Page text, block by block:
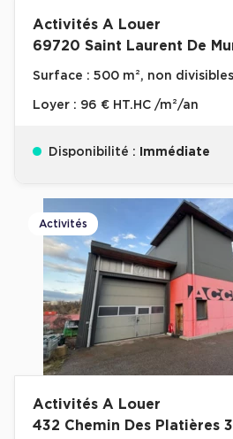
Activités A Louer
69720 Saint Laurent De
Surface : 500 m², non divisibles
Loyer : 96 € HT.HC /m²/an
Disponibilité : Immédiate
Activités
Activités A Louer
432 Chemin Des Platières